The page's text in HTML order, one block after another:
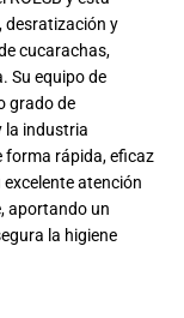
desratización y
cucarachas,
Su equipo de
grado de
la industria
forma rápida, eficaz
atención
aportando un
la higiene